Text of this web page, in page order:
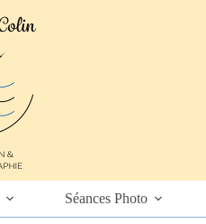
Séances Photo